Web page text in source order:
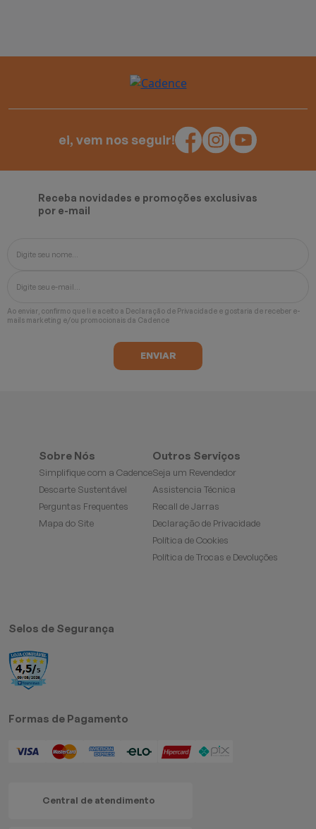
ei, vem nos seguir!
Receba novidades e promoções exclusivas
por e-mail
Ao enviar, confirmo que li e aceito a Declaração de Privacidade e gostaria de receber e-
mails marketing e/ou promocionais da Cadence
Sobre Nós
Simplifique com a Cadence
Descarte Sustentável
Perguntas Frequentes
Mapa do Site
Outros Serviços
Seja um Revendedor
Assistencia Técnica
Recall de Jarras
Declaração de Privacidade
Política de Cookies
Política de Trocas e Devoluções
Selos de Segurança
Formas de Pagamento
Central de atendimento